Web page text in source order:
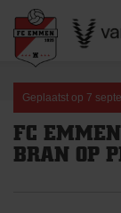
content
Geplaatst op 7
FC
BRAN OP